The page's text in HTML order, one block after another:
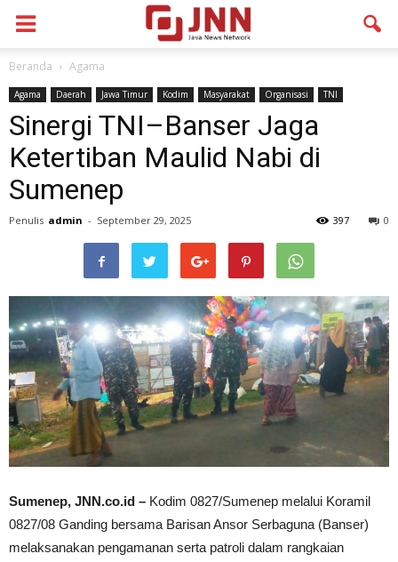
Beranda Agama
Agama Daerah Jawa Timur Kodim Masyarakat Organisasi TNI
Sinergi TNI–Banser Jaga
Ketertiban Maulid Nabi di
Sumenep
Penulis admin - September 29, 2025 0
397
Sumenep, JNN.co.id – Kodim 0827/Sumenep melalui Koramil
0827/08 Ganding bersama Barisan Ansor Serbaguna (Banser)
melaksanakan pengamanan serta patroli dalam rangkaian